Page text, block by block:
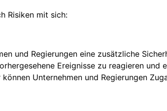
Risiken mit sich:
und Regierungen eine zusätzliche
Ereignisse zu reagieren
Unternehmen und Regierungen